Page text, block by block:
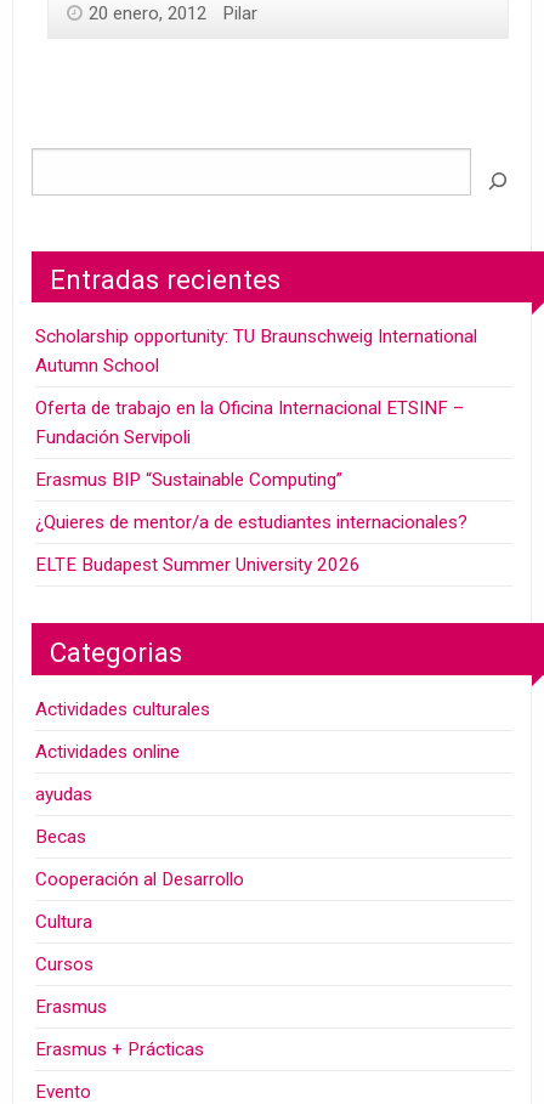
20 enero, 2012 Pilar
Entradas recientes
Scholarship opportunity: TU Braunschweig International
Autumn School
Oferta de trabajo en la Oficina Internacional ETSINF –
Fundación Servipoli
Erasmus BIP “Sustainable Computing”
¿Quieres de mentor/a de estudiantes internacionales?
ELTE Budapest Summer University 2026
Categorias
Actividades culturales
Actividades online
ayudas
Becas
Cooperación al Desarrollo
Cultura
Cursos
Erasmus
Erasmus + Prácticas
Evento